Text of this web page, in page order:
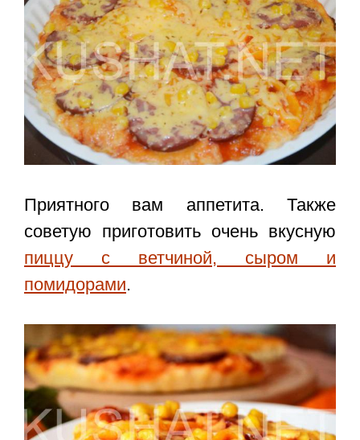
Приятного вам аппетита. Также
советую приготовить очень вкусную
пиццу с ветчиной, сыром и
помидорами.